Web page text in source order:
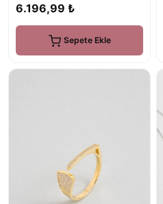
6.196,99 ₺
Sepete Ekle